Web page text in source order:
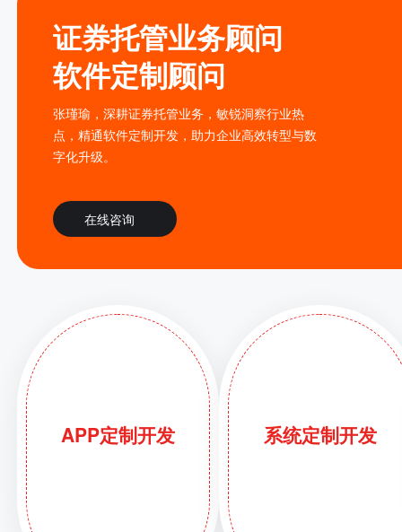
证券托管业务顾问
软件定制顾问
张瑾瑜，深耕证券托管业务，敏锐洞察行业热
点，精通软件定制开发，助力企业高效转型与数
字化升级。
在线咨询
APP定制开发 系统定制开发